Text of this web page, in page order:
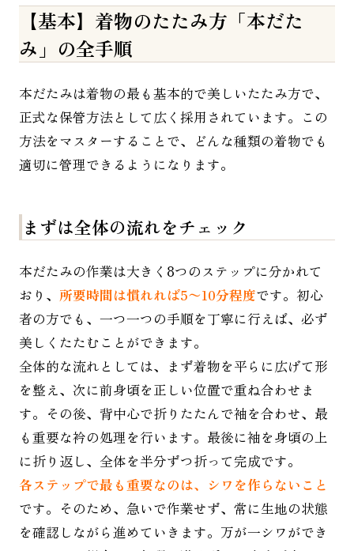
【基本】着物のたたみ方「本だた
み」の全手順
本だたみは着物の最も基本的で美しいたたみ方で、
正式な保管方法として広く採用されています。この
方法をマスターすることで、どんな種類の着物でも
適切に管理できるようになります。
まずは全体の流れをチェック
本だたみの作業は大きく8つのステップに分かれて
おり、 所要時間は慣れれば5〜10分程度です。初心
者の方でも、一つ一つの手順を丁寧に行えば、必ず
美しくたたむことができます。
全体的な流れとしては、まず着物を平らに広げて形
を整え、次に前身頃を正しい位置で重ね合わせま
す。その後、背中心で折りたたんで袖を合わせ、最
も重要な衿の処理を行います。最後に袖を身頃の上
に折り返し、全体を半分ずつ折って完成です。
各ステップで最も重要なのは、シワを作らないこと
です。そのため、急いで作業せず、常に生地の状態
を確認しながら進めていきます。万が一シワができ